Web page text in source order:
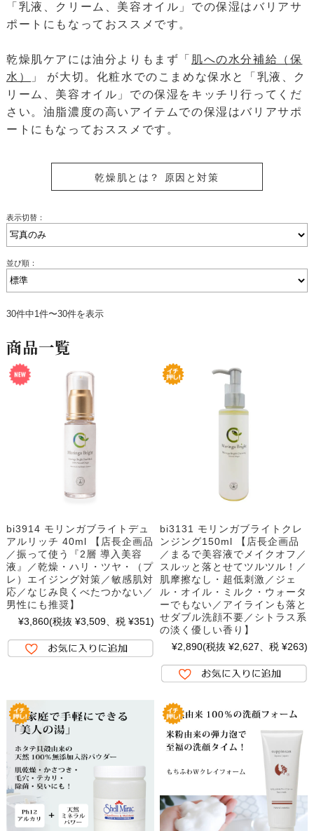
「乳液、クリーム、美容オイル」での保湿はバリアサ
ポートにもなっておススメです。
乾燥肌ケアには油分よりもまず「
肌への水分補給（保
水）
」 が大切。化粧水でのこまめな保水と「乳液、ク
リーム、美容オイル」での保湿をキッチリ行ってくだ
さい。油脂濃度の高いアイテムでの保湿はバリアサポ
ートにもなっておススメです。
乾燥肌とは？ 原因と対策
表示切替：
並び順：
30件中1件〜30件を表示
商品一覧
bi3914 モリンガブライトデュ
アルリッチ 40ml 【店長企画品
／振って使う『2層 導入美容
液』／乾燥・ハリ・ツヤ・（プ
レ）エイジング対策／敏感肌対
応／なじみ良くべたつかない／
男性にも推奨】
¥3,860(税抜 ¥3,509、税 ¥351)
bi3131 モリンガブライトクレ
ンジング150ml 【店長企画品
／まるで美容液でメイクオフ／
スルッと落とせてツルツル！／
肌摩擦なし・超低刺激／ジェ
ル・オイル・ミルク・ウォータ
ーでもない／アイラインも落と
せダブル洗顔不要／シトラス系
の淡く優しい香り】
¥2,890(税抜 ¥2,627、税 ¥263)